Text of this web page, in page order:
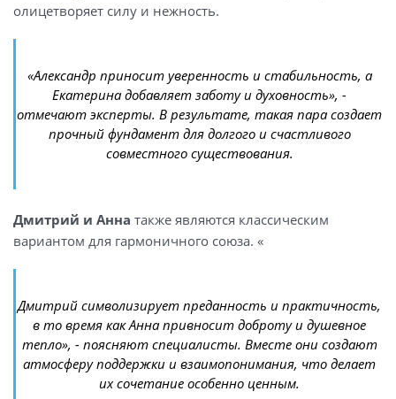
олицетворяет силу и нежность.
«Александр приносит уверенность и стабильность, а
Екатерина добавляет заботу и духовность», -
отмечают эксперты. В результате, такая пара создает
прочный фундамент для долгого и счастливого
совместного существования.
Дмитрий и Анна также являются классическим
вариантом для гармоничного союза. «
Дмитрий символизирует преданность и практичность,
в то время как Анна привносит доброту и душевное
тепло», - поясняют специалисты. Вместе они создают
атмосферу поддержки и взаимопонимания, что делает
их сочетание особенно ценным.